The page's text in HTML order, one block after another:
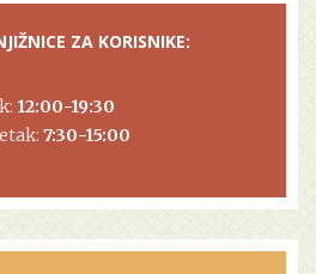
ZA KORISNIKE:
12:00-19:30
7:30-15:00